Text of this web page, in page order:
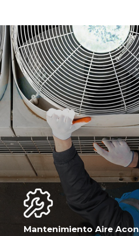
Mantenimiento Aire